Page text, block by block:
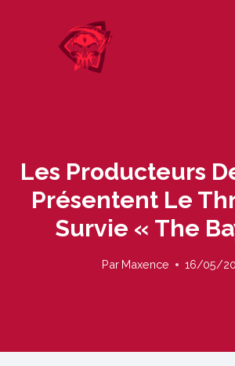
Les Producteurs
Présentent Le
Survie « The
Par Maxence 16/05/